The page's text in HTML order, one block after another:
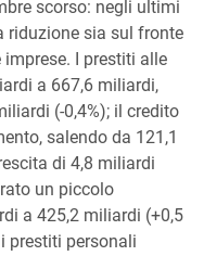
scorso: negli ultimi
riduzione sia sul fronte
I prestiti alle
a 667,6 miliardi,
(-0,4%); il credito
salendo da 121,1
di 4,8 miliardi
un piccolo
a 425,2 miliardi (+0,5
prestiti personali